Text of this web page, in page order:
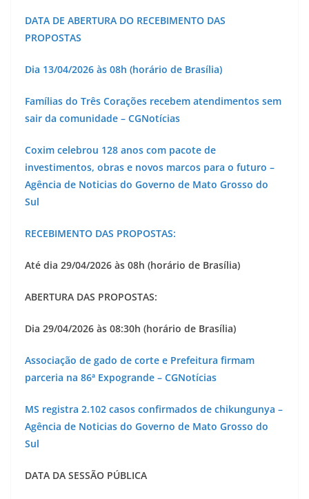
DATA DE ABERTURA DO RECEBIMENTO DAS
PROPOSTAS
Dia 13/04/2026 às 08h (horário de Brasília)
Famílias do Três Corações recebem atendimentos sem
sair da comunidade – CGNotícias
Coxim celebrou 128 anos com pacote de
investimentos, obras e novos marcos para o futuro –
Agência de Noticias do Governo de Mato Grosso do
Sul
RECEBIMENTO DAS PROPOSTAS:
Até dia 29/04/2026 às 08h (horário de Brasília)
ABERTURA DAS PROPOSTAS:
Dia 29/04/2026 às 08:30h (horário de Brasília)
Associação de gado de corte e Prefeitura firmam
parceria na 86ª Expogrande – CGNotícias
MS registra 2.102 casos confirmados de chikungunya –
Agência de Noticias do Governo de Mato Grosso do
Sul
DATA DA SESSÃO PÚBLICA